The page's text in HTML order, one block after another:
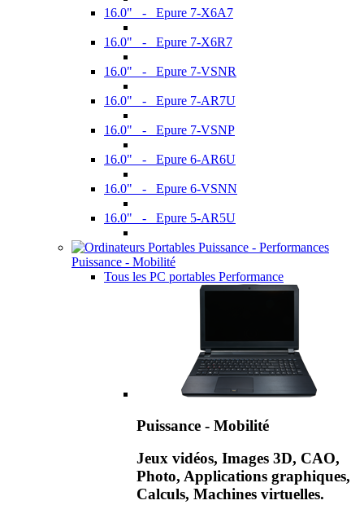
16.0" - Epure 7-X6A7
16.0" - Epure 7-X6R7
16.0" - Epure 7-VSNR
16.0" - Epure 7-AR7U
16.0" - Epure 7-VSNP
16.0" - Epure 6-AR6U
16.0" - Epure 6-VSNN
16.0" - Epure 5-AR5U
Puissance - Mobilité
Tous les PC portables Performance
Puissance - Mobilité
Jeux vidéos, Images 3D, CAO,
Photo, Applications graphiques,
Calculs, Machines virtuelles.